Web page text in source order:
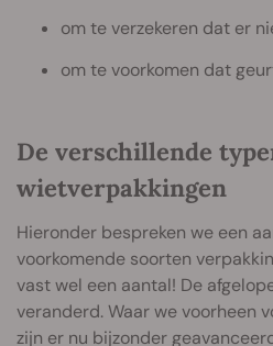
om te verzekeren dat er
om te voorkomen dat
De verschillende
wietverpakkingen
Hieronder bespreken we een
voorkomende soorten
vast wel een aantal! De
veranderd. Waar we voorheen
zijn er nu bijzonder